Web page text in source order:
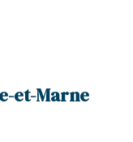
et-Marne